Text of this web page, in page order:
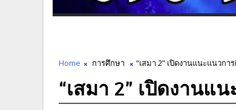
Home การศึกษา “เสมา​ 2” เปิดงานแนะแนวก
“เสมา​ 2” เปิดงานแ